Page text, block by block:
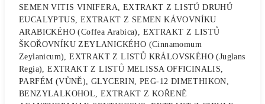
SEMEN VITIS VINIFERA, EXTRAKT Z LISTŮ DRUHŮ
EUCALYPTUS, EXTRAKT Z SEMEN KÁVOVNÍKU
ARABICKÉHO (Coffea Arabica), EXTRAKT Z LISTŮ
ŠKOŘOVNÍKU ZEYLANICKÉHO (Cinnamomum
Zeylanicum), EXTRAKT Z LISTŮ KRÁLOVSKÉHO (Juglans
Regia), EXTRAKT Z LISTŮ MELISSA OFFICINALIS,
PARFÉM (VŮNĚ), GLYCERIN, PEG-12 DIMETHIKON,
BENZYLALKOHOL, EXTRAKT Z KOŘENĚ